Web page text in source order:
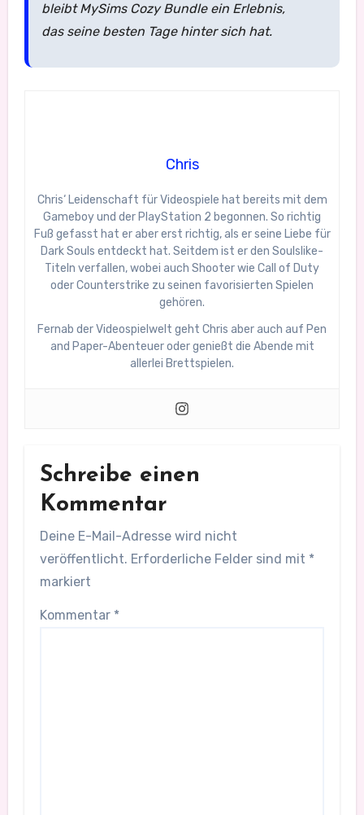
bleibt MySims Cozy Bundle ein Erlebnis,
das seine besten Tage hinter sich hat.
Chris
Chris‘ Leidenschaft für Videospiele hat bereits mit dem
Gameboy und der PlayStation 2 begonnen. So richtig
Fuß gefasst hat er aber erst richtig, als er seine Liebe für
Dark Souls entdeckt hat. Seitdem ist er den Soulslike-
Titeln verfallen, wobei auch Shooter wie Call of Duty
oder Counterstrike zu seinen favorisierten Spielen
gehören.
Fernab der Videospielwelt geht Chris aber auch auf Pen
and Paper-Abenteuer oder genießt die Abende mit
allerlei Brettspielen.
Schreibe einen
Kommentar
Deine E-Mail-Adresse wird nicht
veröffentlicht. Erforderliche Felder sind mit *
markiert
Kommentar *